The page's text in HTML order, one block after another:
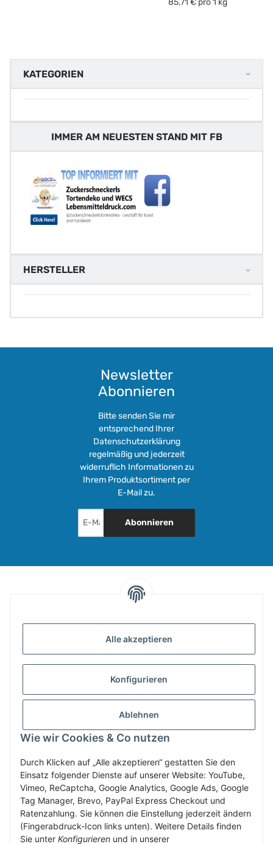
Alle akzeptieren
Konfigurieren
Ablehnen
Wie wir Cookies & Co nutzen
Durch Klicken auf „Alle akzeptieren“ gestatten Sie den
Einsatz folgender Dienste auf unserer Website: YouTube,
Vimeo, ReCaptcha, Google Analytics, Google Ads, Google
Tag Manager, Brevo, PayPal Express Checkout und
Ratenzahlung. Sie können die Einstellung jederzeit ändern
(Fingerabdruck-Icon links unten). Weitere Details finden
Sie unter Konfigurieren und in unserer
KATEGORIEN
IMMER AM NEUESTEN STAND MIT FB
HERSTELLER
Newsletter
Abonnieren
Bitte senden Sie mir
entsprechend Ihrer
Datenschutzerklärung
regelmäßig und jederzeit
widerruflich Informationen zu
Ihrem Produktsortiment per
E-Mail zu.
Abonnieren
GESETZLICHE INFORMATIONEN
ZAHLUNG & VERSAND
MEIN KONTO
Vertrag widerrufen
* Alle Preise inkl. gesetzlicher USt., zzgl.Versand